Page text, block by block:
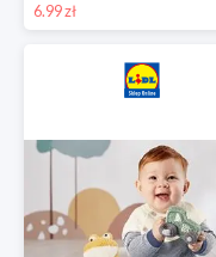
6.99 zł